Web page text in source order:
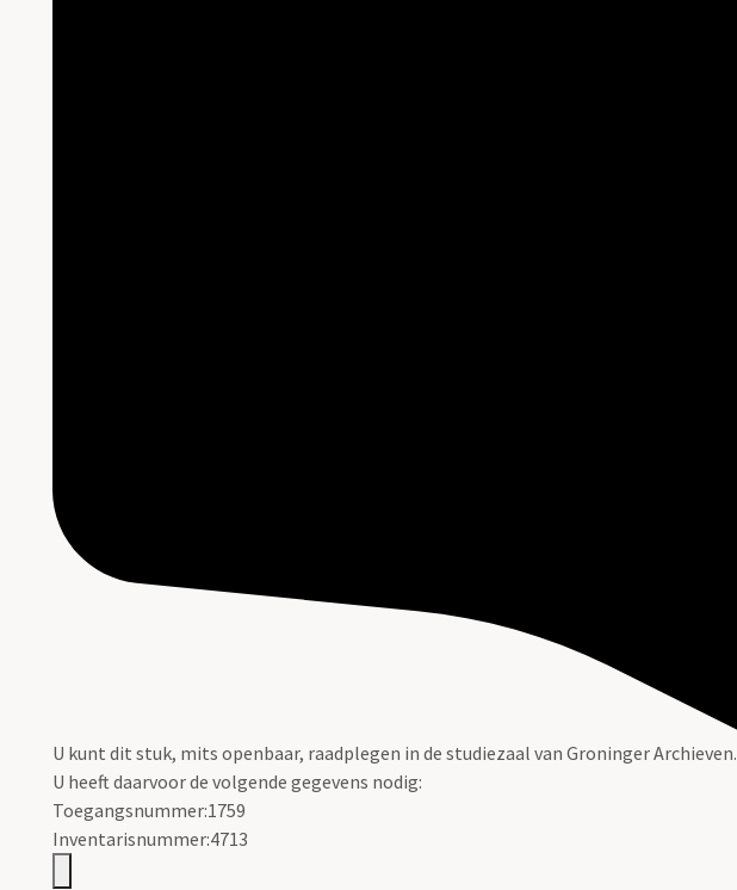
U kunt dit stuk, mits openbaar, raadplegen in de studiezaal van Groninger Archieven.
U heeft daarvoor de volgende gegevens nodig:
Toegangsnummer:1759
Inventarisnummer:4713